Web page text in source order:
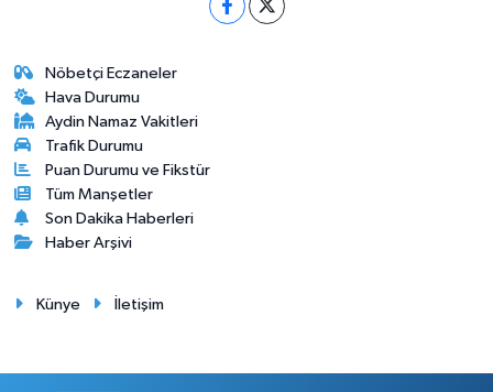
Nöbetçi Eczaneler
Hava Durumu
Aydin Namaz Vakitleri
Trafik Durumu
Puan Durumu ve Fikstür
Tüm Manşetler
Son Dakika Haberleri
Haber Arşivi
Künye İletişim